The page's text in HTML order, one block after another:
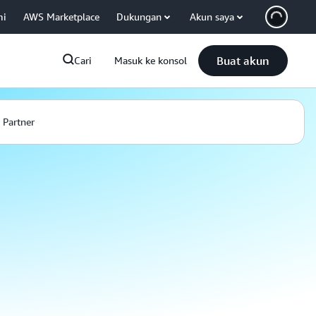
AWS Marketplace Dukungan Akun saya
Cari Masuk ke konsol Buat akun
Partner